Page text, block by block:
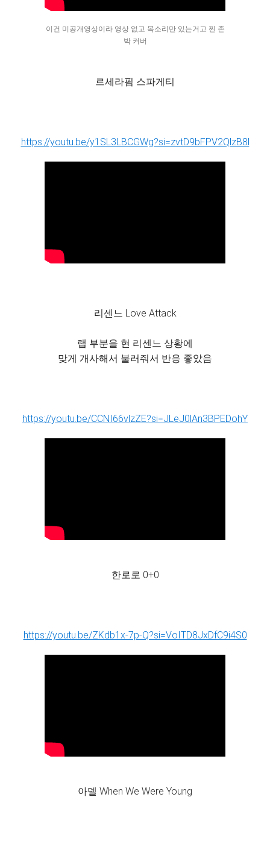
이건 미공개영상이라 영상 없고 목소리만 있는거고 찐 존
박 커버
르세라핌 스파게티
https://youtu.be/y1SL3LBCGWg?si=zvtD9bFPV2QlzB8l
리센느 Love Attack
랩 부분을 현 리센느 상황에
맞게 개사해서 불러줘서 반응 좋았음
https://youtu.be/CCNI66vlzZE?si=JLeJ0lAn3BPEDohY
한로로 0+0
https://youtu.be/ZKdb1x-7p-Q?si=VoITD8JxDfC9i4S0
아델 When We Were Young